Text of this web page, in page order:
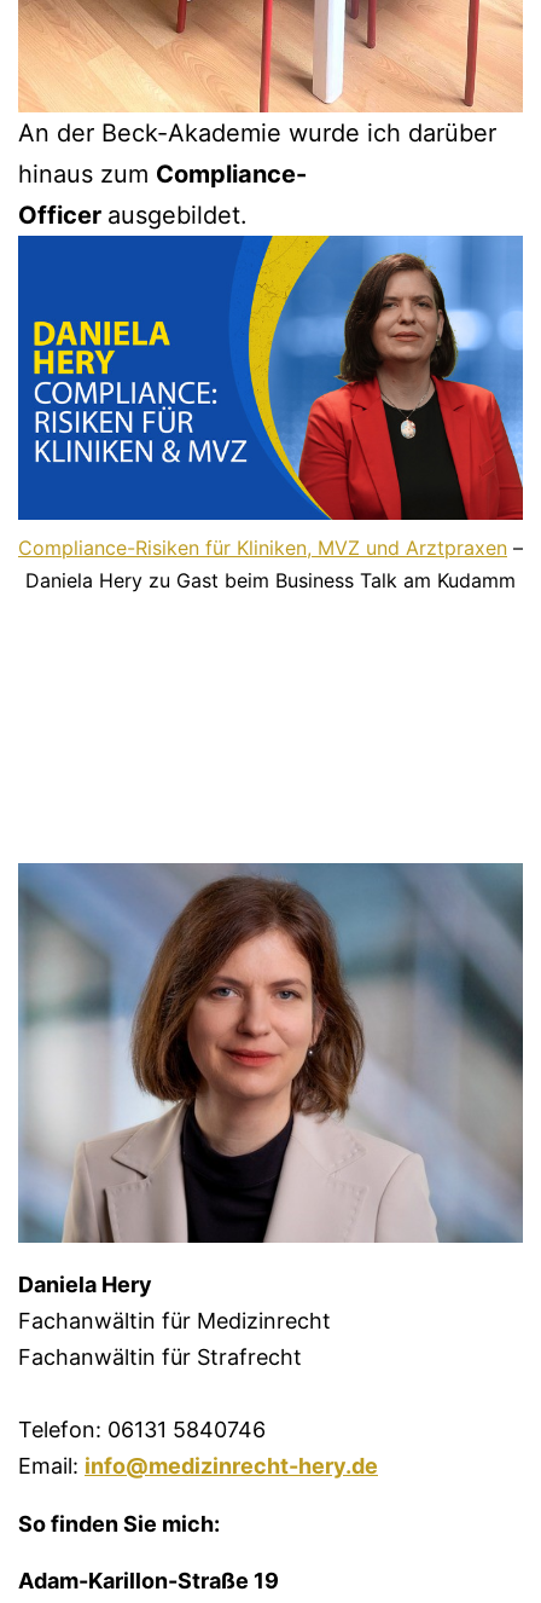
An der Beck-Akademie wurde ich darüber
hinaus zum Compliance-
Officer ausgebildet.
Compliance-Risiken für Kliniken, MVZ und Arztpraxen –
Daniela Hery zu Gast beim Business Talk am Kudamm
Daniela Hery
Fachanwältin für Medizinrecht
Fachanwältin für Strafrecht
Telefon: 06131 5840746
Email: info@medizinrecht-hery.de
So finden Sie mich:
Adam-Karillon-Straße 19